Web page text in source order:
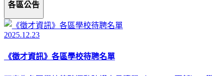
各區公告
2025.12.23
《徵才資訊》各區學校待聘名單